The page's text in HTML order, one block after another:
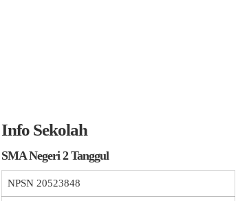
Info Sekolah
SMA Negeri 2 Tanggul
NPSN 20523848